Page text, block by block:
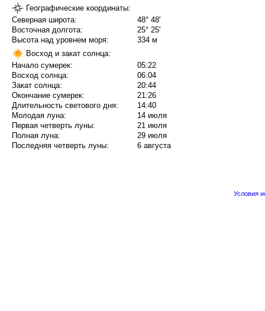
Географические координаты:
Северная широта:
48° 48'
Восточная долгота:
25° 25'
Высота над уровнем моря:
334 м
Восход и закат солнца:
Начало сумерек:
05:22
Восход солнца:
06:04
Закат солнца:
20:44
Окончание сумерек:
21:26
Длительность светового дня:
14:40
Молодая луна:
14 июля
Первая четверть луны:
21 июля
Полная луна:
29 июля
Последняя четверть луны:
6 августа
Условия